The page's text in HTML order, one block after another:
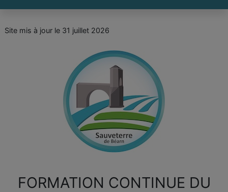
Site mis à jour le 31 juillet 2026
FORMATION CONTINUE DU